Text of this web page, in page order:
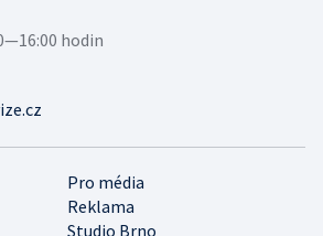
Pro média
Reklama
Studio Brno
hodin